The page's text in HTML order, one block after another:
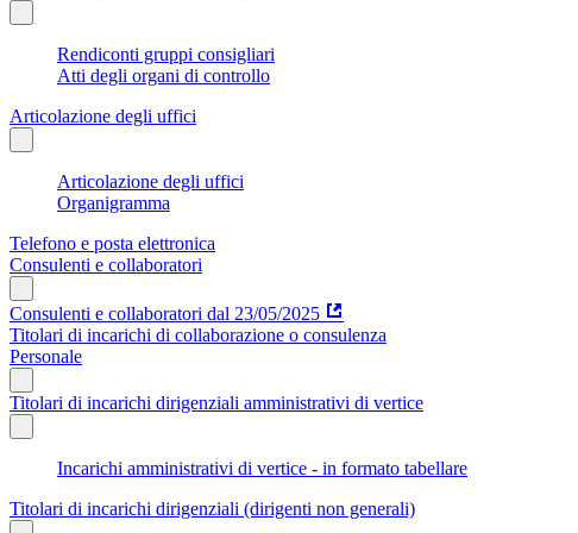
Rendiconti gruppi consigliari
Atti degli organi di controllo
Articolazione degli uffici
Articolazione degli uffici
Organigramma
Telefono e posta elettronica
Consulenti e collaboratori
Consulenti e collaboratori dal 23/05/2025
Titolari di incarichi di collaborazione o consulenza
Personale
Titolari di incarichi dirigenziali amministrativi di vertice
Incarichi amministrativi di vertice - in formato tabellare
Titolari di incarichi dirigenziali (dirigenti non generali)